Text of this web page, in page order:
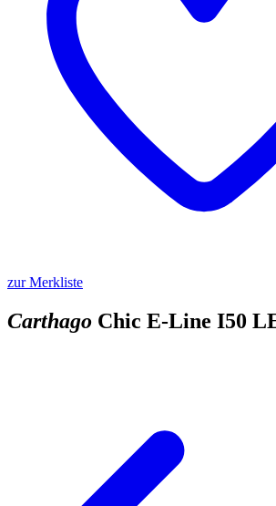
zur Merkliste
Carthago Chic E-Line I50